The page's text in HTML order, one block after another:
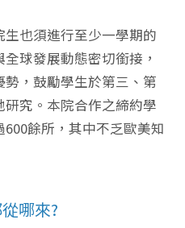
也須進行至少一學期的
球發展動態密切銜接，
，鼓勵學生於第三、第
究。本院合作之締約學
餘所，其中不乏歐美知
哪來?